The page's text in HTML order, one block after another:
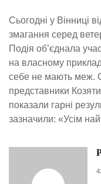
Сьогодні у Вінниці
змагання серед
Подія об’єднала
на власному
себе не мають меж.
представники
показали гарні
зазначили: «Усім